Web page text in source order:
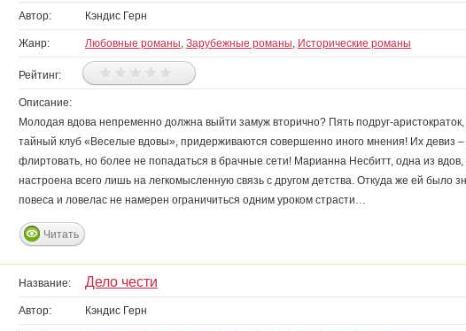
Автор: Кэндис Герн
Жанр: Любовные романы, Зарубежные романы, Исторические романы
Рейтинг:
Описание:
Молодая вдова непременно должна выйти замуж вторично? Пять подруг-
тайный клуб «Веселые вдовы», придерживаются совершенно иного мнения! Их девиз –
флиртовать, но более не попадаться в брачные сети! Марианна Несбитт, одна из вдов,
настроена всего лишь на легкомысленную связь с другом детства. Откуда же ей было
повеса и ловелас не намерен ограничиться одним уроком страсти…
Читать
Название: Дело чести
Автор: Кэндис Герн